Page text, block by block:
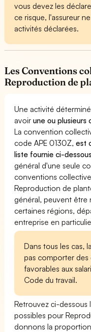
vous devez les
ce risque, l'assureur
activités déclarées.
Les Conventions
Reproduction de
Une activité
avoirune ou plusieurs
La convention
code APE 0130Z,est
liste fournie ci-dessous
général d'une seule
conventions
Reproduction de
général, peuvent être
certaines régions,
entreprise en
Dans tous les cas,
pas comporter des
favorables aux
Code du travail.
Retrouvez ci-
possibles pour
donnons la